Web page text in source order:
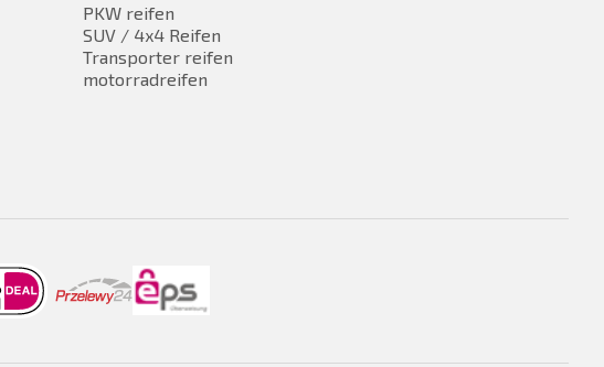
PKW reifen
SUV / 4x4 Reifen
Transporter reifen
motorradreifen